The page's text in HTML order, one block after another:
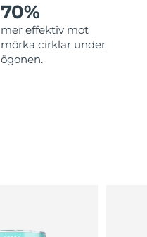
70%
mer effektiv mot
mörka cirklar under
ögonen.
Förväntad leverans
Förväntad leverans8/12/26